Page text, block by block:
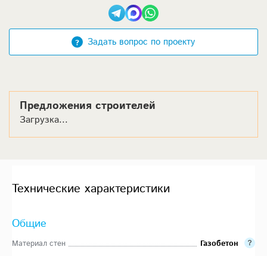
Задать вопрос по проекту
Предложения строителей
Загрузка...
Технические характеристики
Общие
Материал стен
Газобетон